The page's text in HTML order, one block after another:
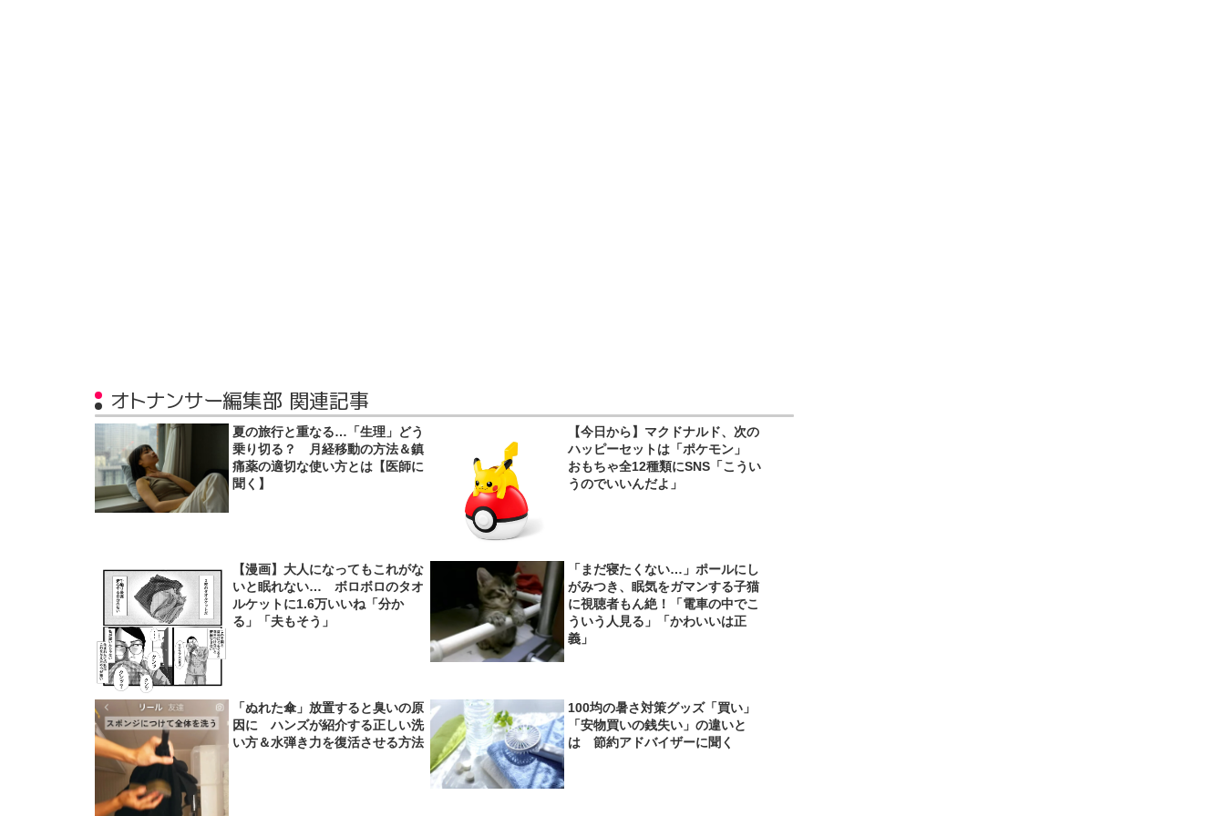
オトナンサー編集部 関連記事
夏の旅行と重なる…「生理」どう
乗り切る？ 月経移動の方法＆鎮
痛薬の適切な使い方とは【医師に
聞く】
【今日から】マクドナルド、次の
ハッピーセットは「ポケモン」
おもちゃ全12種類にSNS「こうい
うのでいいんだよ」
【漫画】大人になってもこれがな
いと眠れない… ボロボロのタオ
ルケットに1.6万いいね「分か
る」「夫もそう」
「まだ寝たくない…」ポールにし
がみつき、眠気をガマンする子猫
に視聴者もん絶！「電車の中でこ
ういう人見る」「かわいいは正
義」
「ぬれた傘」放置すると臭いの原
因に ハンズが紹介する正しい洗
い方＆水弾き力を復活させる方法
100均の暑さ対策グッズ「買い」
「安物買いの銭失い」の違いと
は 節約アドバイザーに聞く